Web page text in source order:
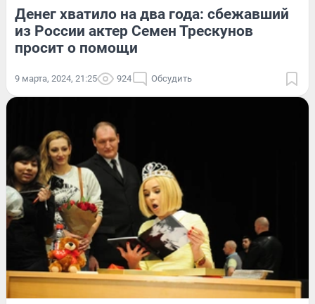
Денег хватило на два года: сбежавший
из России актер Семен Трескунов
просит о помощи
9 марта, 2024, 21:25 924 Обсудить